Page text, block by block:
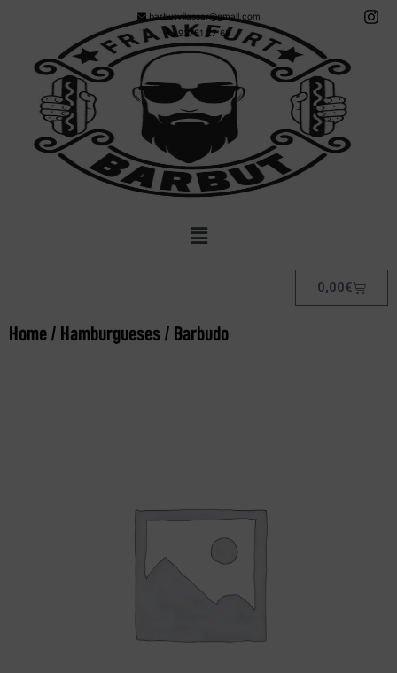
barbutvilassar@gmail.com
93751 27 68
0,00€
Home / Hamburgueses / Barbudo